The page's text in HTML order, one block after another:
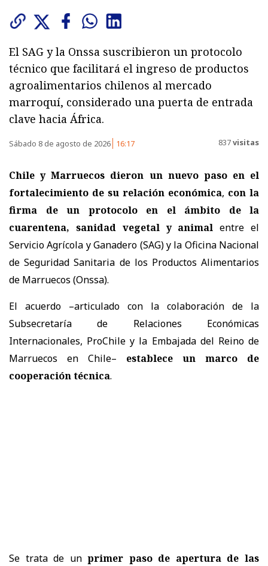
El SAG y la Onssa suscribieron un protocolo
técnico que facilitará el ingreso de productos
agroalimentarios chilenos al mercado
marroquí, considerado una puerta de entrada
clave hacia África.
Sábado 8 de agosto de 2026 16:17 837visitas
Chile y Marruecos dieron un nuevo paso en el
fortalecimiento de su relación económica, con la
firma de un protocolo en el ámbito de la
cuarentena, sanidad vegetal y animal entre el
Servicio Agrícola y Ganadero (SAG) y la Oficina Nacional
de Seguridad Sanitaria de los Productos Alimentarios
de Marruecos (Onssa).
El acuerdo –articulado con la colaboración de la
Subsecretaría de Relaciones Económicas
Internacionales, ProChile y la Embajada del Reino de
Marruecos en Chile– establece un marco de
cooperación técnica.
Se trata de unprimer paso de apertura de las